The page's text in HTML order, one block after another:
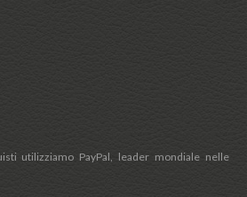
utilizziamo PayPal, leader mondiale nelle